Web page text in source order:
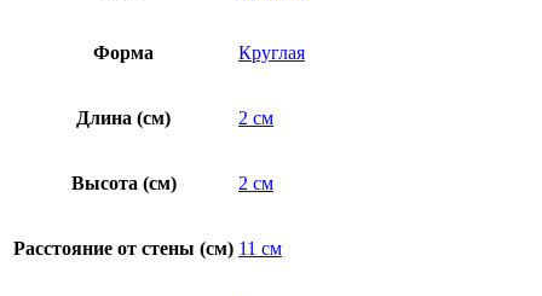
Форма Круглая
Длина (см) 2 см
Высота (см) 2 см
Расстояние от стены (см) 11 см